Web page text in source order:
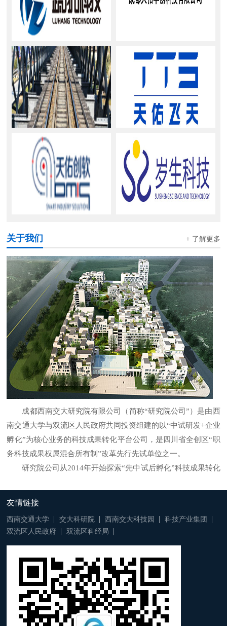
关于我们 + 了解更多
成都西南交大研究院有限公司（简称“研究院公司”）是由西
南交通大学与双流区人民政府共同投资组建的以“中试研发+企业
孵化”为核心业务的科技成果转化平台公司，是四川省全创区“职
务科技成果权属混合所有制”改革先行先试单位之一。
研究院公司从2014年开始探索“先中试后孵化”科技成果转化
指标才能出来，社会风险投资才能进行利益和风险评估，决定是
府的科技资金对有市场前景的实验室成果进行中试投资，以换取
中试成功后创业公司落地地方政府辖区作为回报，使实验室样品
变成产品样品。目前研究院公司已对西南交大“探地雷达”等7项
科技成果进行了“天使前投资”，总计达3000万元，其中4项失
败，2项获得中试成功（中试成功的定义：产品研发成功并实现
友情链接
西南交通大学 交大科研院 西南交大科技园
科技产业集团
双流区人民政府
双流区科经局